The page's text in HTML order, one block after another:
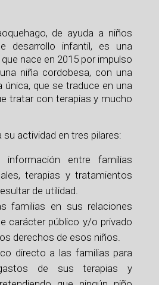
de ayuda a niños
desarrollo infantil, es una
nace en 2015 por impulso
niña cordobesa, con una
única, que se traduce en una
tratar con terapias y mucho
su actividad en tres pilares:
información entre familias
terapias y tratamientos
de utilidad.
familias en sus relaciones
carácter público y/o privado
derechos de esos niños.
directo a las familias para
de sus terapias y